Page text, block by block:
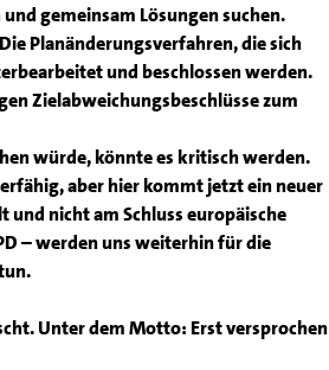
gemeinsam Lösungen suchen.
Planänderungsverfahren, die sich
und beschlossen werden.
Zielabweichungsbeschlüsse zum
würde, könnte es kritisch werden.
aber hier kommt jetzt ein neuer
nicht am Schluss europäische
– werden uns weiterhin für die
Unter dem Motto: Erst versprochen